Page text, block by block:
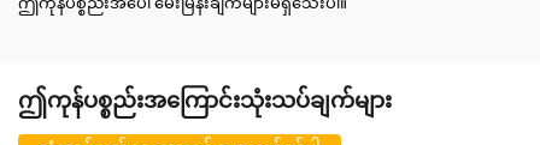
ဤကုန်ပစ္စည်းအကြောင်းသုံးသပ်ချက်များ